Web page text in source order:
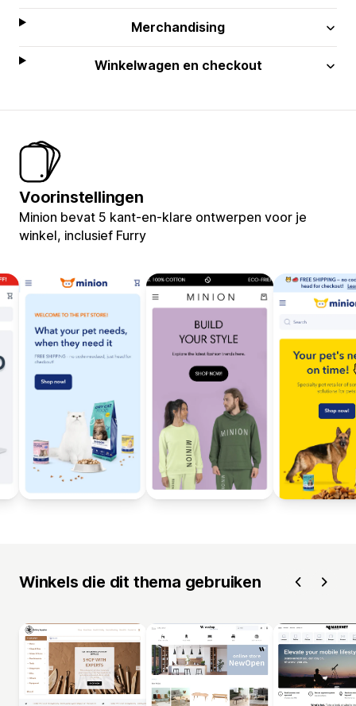
Merchandising
Winkelwagen en checkout
Voorinstellingen
Minion bevat 5 kant-en-klare ontwerpen voor je
winkel, inclusief Furry
Winkels die dit thema gebruiken